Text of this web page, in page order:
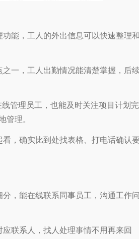
能，工人的外出信息可以快速整理
一，工人出勤情况能清楚掌握，后
管理员工，也能及时关注项目计划完
管理。
，确实比到处找表格、打电话确认
，能在线联系同事员工，沟通工作
联系人，找人处理事情不用再来回